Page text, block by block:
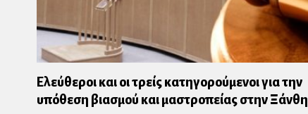
Ελεύθεροι και οι τρείς κατηγορούμενοι για την
υπόθεση βιασμού και μαστροπείας στην Ξάνθη